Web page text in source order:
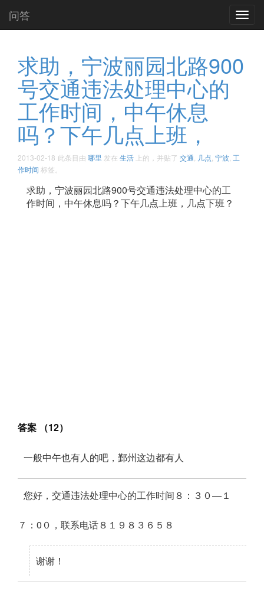
问答
求助，宁波丽园北路900
号交通违法处理中心的
工作时间，中午休息
吗？下午几点上班，
2013-02-18 此条目由 哪里 发在 生活 上的，并贴了 交通 几点 宁波 工
作时间 标签。
求助，宁波丽园北路900号交通违法处理中心的工
作时间，中午休息吗？下午几点上班，几点下班？
答案 （12）
一般中午也有人的吧，鄞州这边都有人
您好，交通违法处理中心的工作时间８：３０—１
７：0０，联系电话８１９８３６５８
谢谢！